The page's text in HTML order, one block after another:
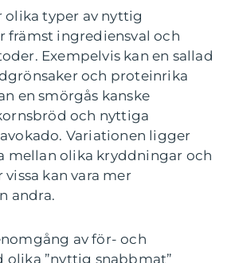
olika typer av nyttig
främst ingrediensval och
Exempelvis kan en sallad
och proteinrika
en smörgås kanske
och nyttiga
Variationen ligger
mellan olika kryddningar och
kan vara mer
andra.
av för- och
olika ”nyttig snabbmat”